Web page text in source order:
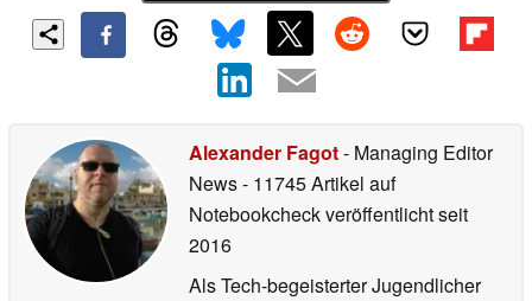
Alexander Fagot- Managing Editor
News- 11745 Artikel auf
Notebookcheck veröffentlichtseit
2016
Als Tech-begeisterter Jugendlicher